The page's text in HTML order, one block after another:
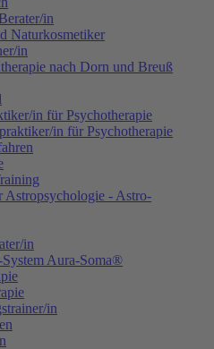
in
Naturkosmetiker
in
nach Dorn und Breuß
in für Psychotherapie
in für Psychotherapie
Astropsychologie - Astro-
in
Aura-Soma®
in